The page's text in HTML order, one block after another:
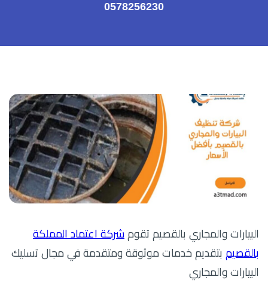
0578256230
البيارات والمجاري بالقصيم تقوم شركة اعتماد المملكة
بالقصيم بتقديم خدمات موثوقة ومتقدمة في مجال تسليك
البيارات والمجاري